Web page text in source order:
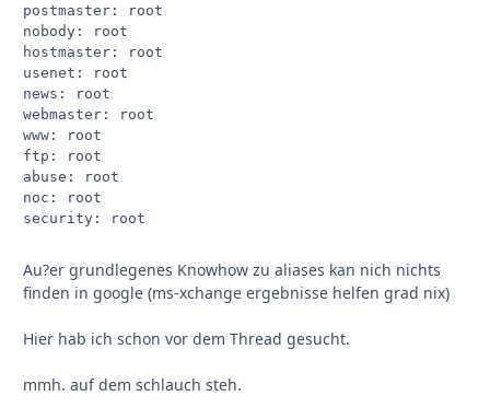
postmaster: root
nobody: root
hostmaster: root
usenet: root
news: root
webmaster: root
www: root
ftp: root
abuse: root
noc: root
Au?er grundlegenes Knowhow zu aliases kan nich nichts
finden in google (ms-xchange ergebnisse helfen grad nix)
Hier hab ich schon vor dem Thread gesucht.
mmh. auf dem schlauch steh.